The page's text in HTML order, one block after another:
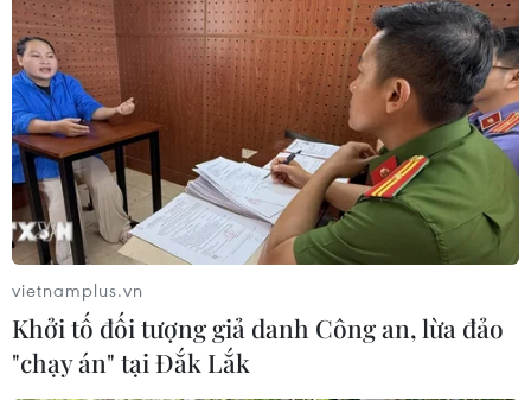
vietnamplus.vn
Khởi tố đối tượng giả danh Công an, lừa đảo
"chạy án" tại Đắk Lắk